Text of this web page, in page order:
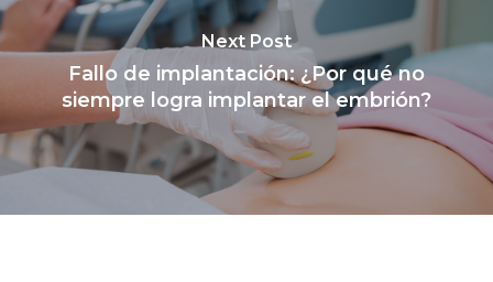
Next Post
Fallo de implantación: ¿Por qué no
siempre logra implantar el embrión?